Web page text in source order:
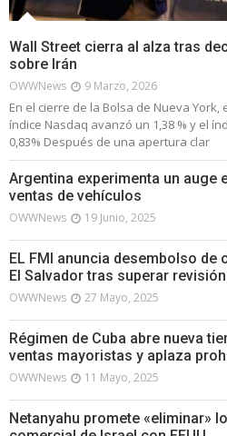
Wall Street cierra al alza tras
sobre Irán
OWWNews 9 Marzo, 2026
En el cierre de la Bolsa de Nueva York,
índice Nasdaq avanzó un 1,38 % y el
0,83% Después de una apertura clar
Argentina experimenta un auge
ventas de vehículos
OWWNews 19 Junio, 2025
EL FMI anuncia desembolso de
El Salvador tras superar
OWWNews 27 Mayo, 2025
Régimen de Cuba abre nueva
ventas mayoristas y aplaza
OWWNews 11 Mayo, 2025
Netanyahu promete «eliminar»